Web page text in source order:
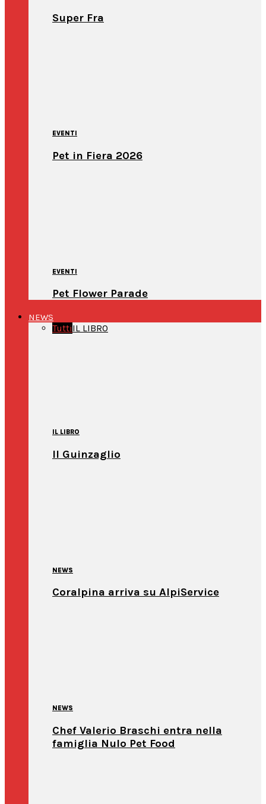
Super Fra
EVENTI
Pet in Fiera 2026
EVENTI
Pet Flower Parade
NEWS
TuttiIL LIBRO
IL LIBRO
Il Guinzaglio
NEWS
Coralpina arriva su AlpiService
NEWS
Chef Valerio Braschi entra nella
famiglia Nulo Pet Food